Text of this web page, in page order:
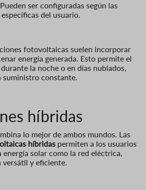
ser configuradas según las
del usuario.
fotovoltaicas suelen incorporar
energía generada. Esto permite el
la noche o en días nublados,
suministro constante.
híbridas
lo mejor de ambos mundos. Las
híbridas permiten a los usuarios
solar como la red eléctrica,
versátil y eficiente.